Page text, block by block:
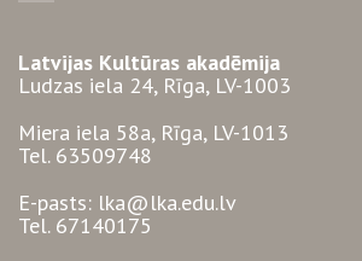
Latvijas Kultūras akadēmija
Ludzas iela 24, Rīga, LV-1003
Miera iela 58a, Rīga, LV-1013
Tel. 63509748
E-pasts: lka@lka.edu.lv
Tel. 67140175